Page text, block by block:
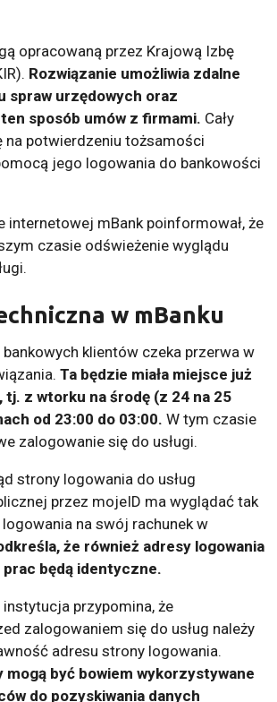
opracowaną przez Krajową Izbę
Rozwiązanie umożliwia zdalne
spraw urzędowych oraz
sposób umów z firmami. Cały
na potwierdzeniu tożsamości
jego logowania do bankowości
internetowej mBank poinformował, że
czasie odświeżenie wyglądu
w mBanku
klientów czeka przerwa w
Ta będzie miała miejsce już
tj. z wtorku na środę (z 24 na 25
od 23:00 do 03:00. W tym czasie
zalogowanie się do usługi.
strony logowania do usług
przez mojeID ma wyglądać tak
na swój rachunek w
że również adresy logowania
będą identyczne.
przypomina, że
zalogowaniem się do usług należy
adresu strony logowania.
mogą być bowiem wykorzystywane
do pozyskiwania danych